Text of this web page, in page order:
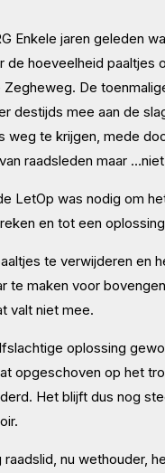
Enkele jaren geleden
de hoeveelheid paaltjes
De
destijds mee aan de
weg te krijgen, mede
raadsleden maar
LetOp was nodig om
en tot een
te verwijderen en
te maken voor
valt niet mee.
oplossing
opgeschoven op het
Het blijft dus nog
raadslid, nu wethouder,